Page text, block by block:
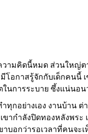
คิดนี้หมด ส่วนใหญ่ตาม
อกาสรู้จักกับเด็กคนนี้
นการระบาย ซึ้งแน่นอ
ทุกอย่างเอง งานบ้าน
ขากำลังปิดทองหลังพร
าบอกว่ารอเวลาที่คนจะ